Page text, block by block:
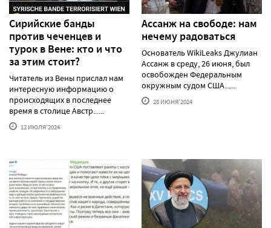
Сирийские банды
против чеченцев и
турок в Вене: кто и что
за этим стоит?
Читатель из Вены прислал нам
интересную информацию о
происходящих в последнее
время в столице Австр......
12 ИЮЛЯ'2024
Ассанж на свободе: нам
нечему радоваться
Основатель WikiLeaks Джулиан
Ассанж в среду, 26 июня, был
освобожден Федеральным
окружным судом США......
28 ИЮНЯ'2024